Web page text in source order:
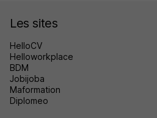
Les sites
HelloCV
Helloworkplace
BDM
Jobijoba
Maformation
Diplomeo